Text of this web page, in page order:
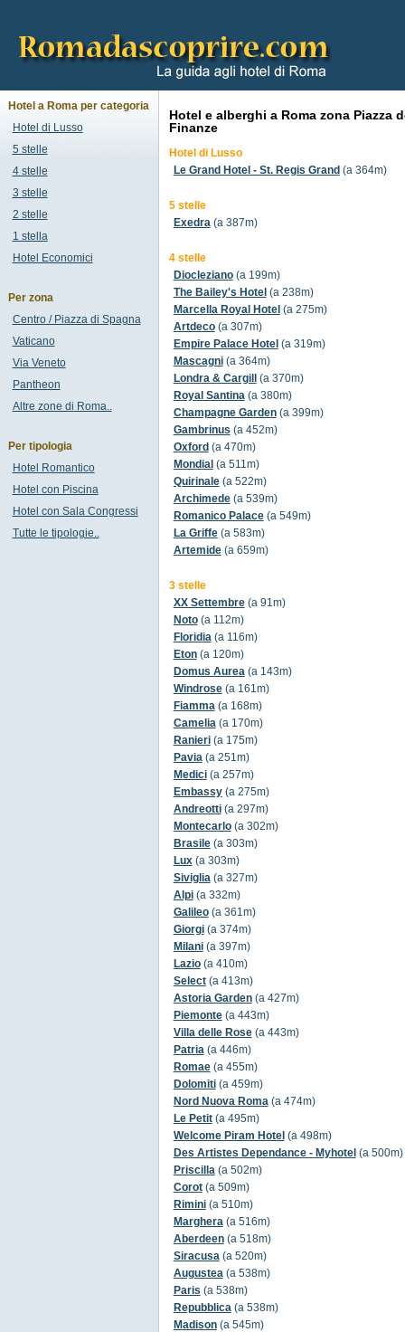
Hotel e alberghi a Roma zona Piazza
Finanze
Hotel di Lusso
Le Grand Hotel - St. Regis Grand (a 364m)
5 stelle
Exedra(a 387m)
4 stelle
Diocleziano(a 199m)
The Bailey's Hotel (a 238m)
Marcella Royal Hotel (a 275m)
Artdeco(a 307m)
Empire Palace Hotel (a 319m)
Mascagni(a 364m)
Londra & Cargill
(a 370m)
Royal Santina(a 380m)
Champagne Garden(a 399m)
Gambrinus (a 452m)
Oxford (a 470m)
Mondial (a 511m)
Quirinale(a 522m)
Archimede(a 539m)
Romanico Palace(a 549m)
La Griffe(a 583m)
Artemide(a 659m)
3 stelle
XX Settembre(a 91m)
Noto(a 112m)
Floridia(a 116m)
Eton(a 120m)
Domus Aurea(a 143m)
Windrose(a 161m)
Fiamma(a 168m)
Camelia(a 170m)
Ranieri(a 175m)
Pavia(a 251m)
Medici(a 257m)
Embassy(a 275m)
Andreotti(a 297m)
Montecarlo(a 302m)
Brasile(a 303m)
Lux(a 303m)
Siviglia(a 327m)
Alpi(a 332m)
Galileo(a 361m)
Giorgi(a 374m)
Milani(a 397m)
Lazio(a 410m)
Select(a 413m)
Astoria Garden(a 427m)
Piemonte(a 443m)
Villa delle Rose(a 443m)
Patria(a 446m)
Romae(a 455m)
Dolomiti(a 459m)
Nord Nuova Roma(a 474m)
Le Petit(a 495m)
Welcome Piram Hotel (a 498m)
Des Artistes Dependance - Myhotel (a 500m)
Priscilla(a 502m)
Corot(a 509m)
Rimini(a 510m)
Marghera(a 516m)
Aberdeen(a 518m)
Siracusa(a 520m)
Augustea(a 538m)
Paris (a 538m)
Repubblica(a 538m)
Madison(a 545m)
Hotel a Roma per categoria
Hotel di Lusso
5 stelle
4 stelle
3 stelle
2 stelle
1 stella
Hotel Economici
Per zona
Centro / Piazza di Spagna
Vaticano
Via Veneto
Pantheon
Altre zone di Roma..
Per tipologia
Hotel Romantico
Hotel con Piscina
Hotel con Sala Congressi
Tutte le tipologie..